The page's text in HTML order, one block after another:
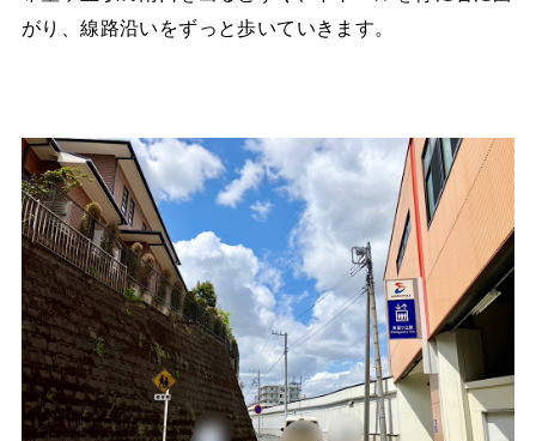
がり、線路沿いをずっと歩いていきます。